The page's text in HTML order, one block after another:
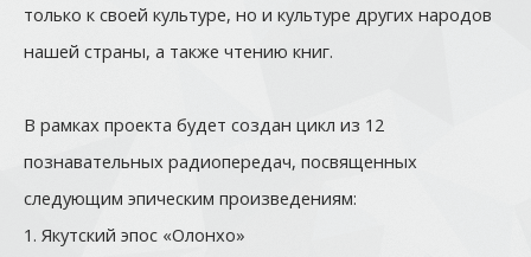
только к своей культуре, но и культуре других народов
нашей страны, а также чтению книг.
В рамках проекта будет создан цикл из 12
познавательных радиопередач, посвященных
следующим эпическим произведениям:
1. Якутский эпос «Олонхо»